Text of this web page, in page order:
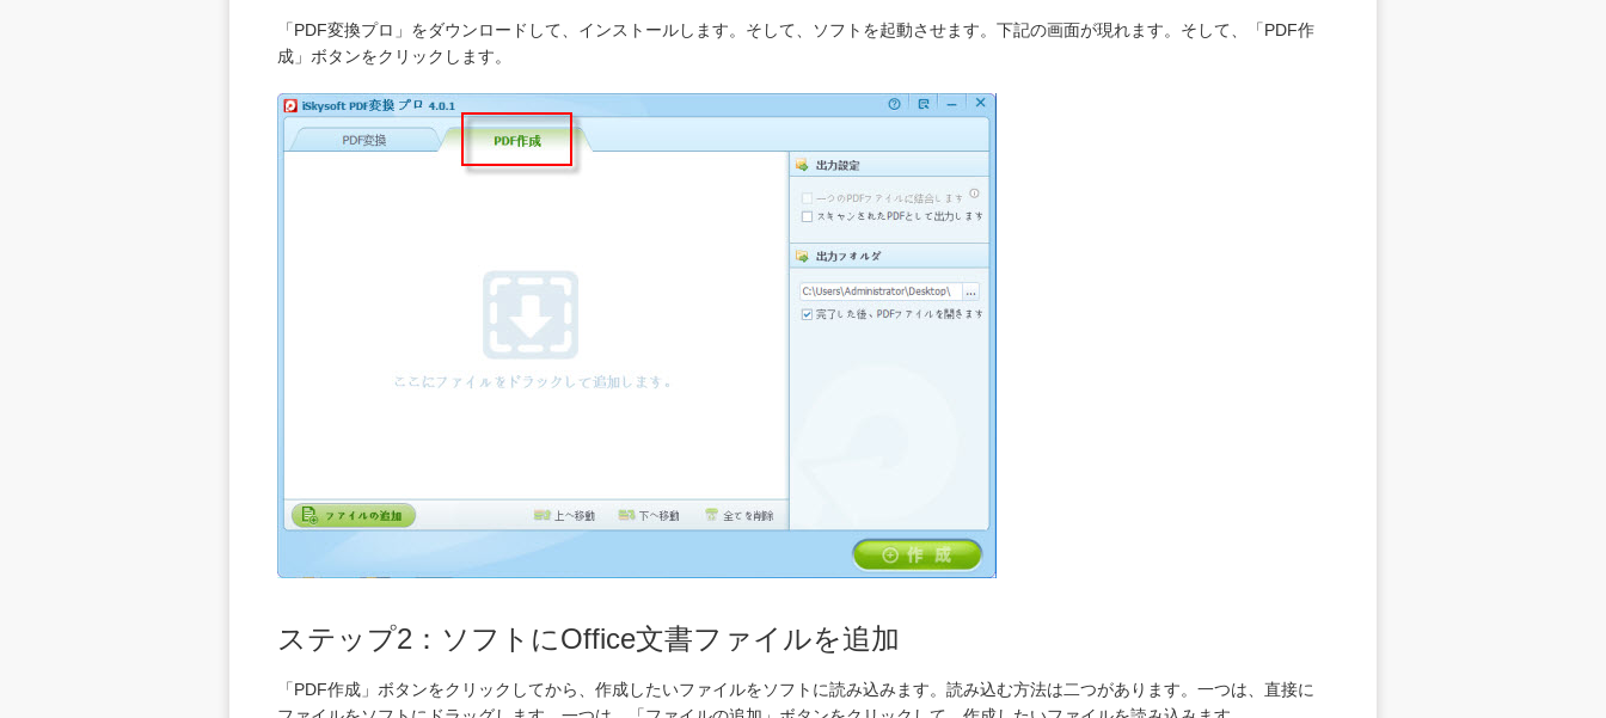
「PDF変換プロ」をダウンロードして、インストールします。そして、ソフトを起動させます。下記の画面が現れます。そして、「PDF作
成」ボタンをクリックします。
ステップ2：ソフトにOffice文書ファイルを追加
「PDF作成」ボタンをクリックしてから、作成したいファイルをソフトに読み込みます。読み込む方法は二つがあります。一つは、直接に